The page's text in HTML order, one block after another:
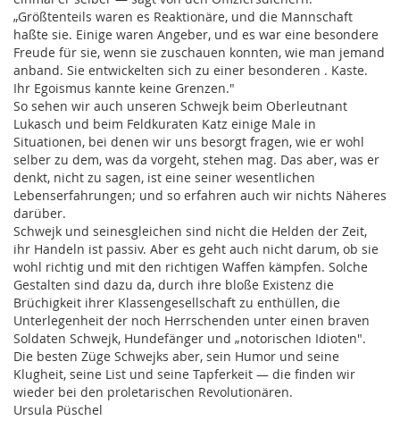
„Größtenteils waren es Reaktionäre, und die Mannschaft
haßte sie. Einige waren Angeber, und es war eine besondere
Freude für sie, wenn sie zuschauen konnten, wie man jemand
anband. Sie entwickelten sich zu einer besonderen . Kaste.
Ihr Egoismus kannte keine Grenzen."
So sehen wir auch unseren Schwejk beim Oberleutnant
Lukasch und beim Feldkuraten Katz einige Male in
Situationen, bei denen wir uns besorgt fragen, wie er wohl
selber zu dem, was da vorgeht, stehen mag. Das aber, was er
denkt, nicht zu sagen, ist eine seiner wesentlichen
Lebenserfahrungen; und so erfahren auch wir nichts Näheres
darüber.
Schwejk und seinesgleichen sind nicht die Helden der Zeit,
ihr Handeln ist passiv. Aber es geht auch nicht darum, ob sie
wohl richtig und mit den richtigen Waffen kämpfen. Solche
Gestalten sind dazu da, durch ihre bloße Existenz die
Brüchigkeit ihrer Klassengesellschaft zu enthüllen, die
Unterlegenheit der noch Herrschenden unter einen braven
Soldaten Schwejk, Hundefänger und „notorischen Idioten".
Die besten Züge Schwejks aber, sein Humor und seine
Klugheit, seine List und seine Tapferkeit — die finden wir
wieder bei den proletarischen Revolutionären.
Ursula Püschel